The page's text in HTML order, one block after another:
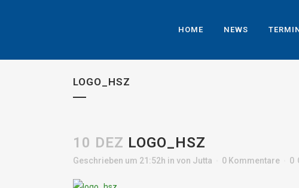
HOME NEWS
LOGO_HSZ
10 DEZ LOGO_HSZ
Geschrieben um 21:52h in von Jutta 0 Kommentare 0